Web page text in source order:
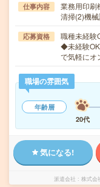
仕事内容
業務用印刷
清掃(2)機
応募資格
職種未経験
◆未経験OK
で気軽に
職場の雰囲気
年齢層
20代
気になる!
派遣会社 株式会